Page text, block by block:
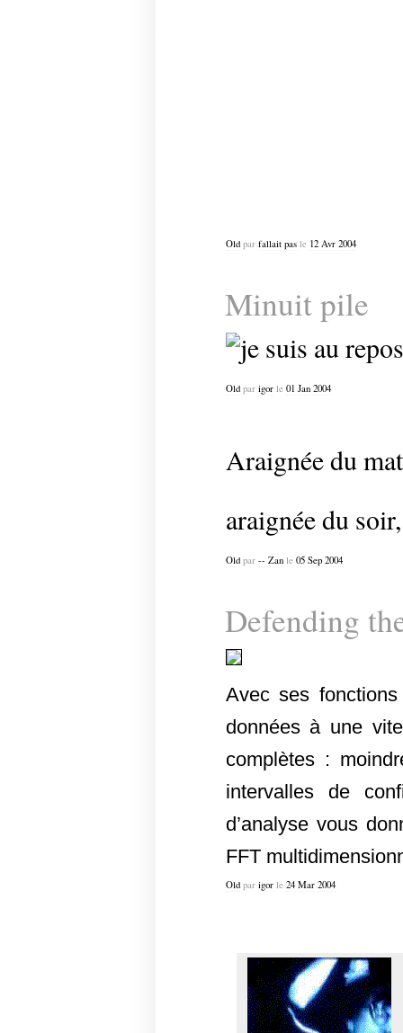
Oldpar fallait pasle 12 Avr 2004
Minuit pile
Oldpar igorle 01 Jan 2004
Araignée du
araignée du
Oldpar -- Zanle 05 Sep 2004
Defending
Avec ses
données à une
complètes :
intervalles de
d’analyse vous
FFT
Oldpar igorle 24 Mar 2004